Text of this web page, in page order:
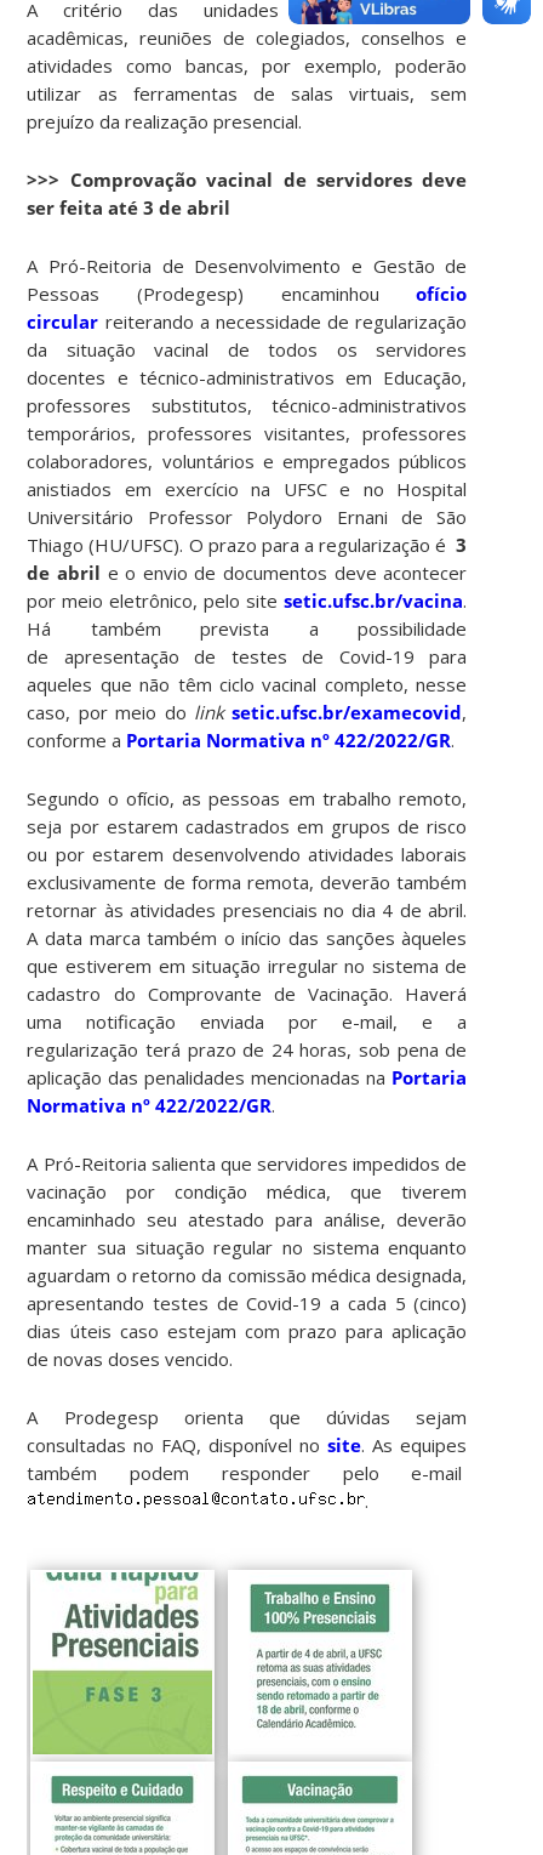
A critério das unidades administrativas e
acadêmicas, reuniões de colegiados, conselhos e
atividades como bancas, por exemplo, poderão
utilizar as ferramentas de salas virtuais, sem
prejuízo da realização presencial.
>>> Comprovação vacinal de servidores deve
ser feita até 3 de abril
A Pró-Reitoria de Desenvolvimento e Gestão de
Pessoas (Prodegesp) encaminhouofício
circular reiterando a necessidade de regularização
da situação vacinal de todos os servidores
docentes e técnico-administrativos em Educação,
professores substitutos, técnico-administrativos
temporários, professores visitantes, professores
colaboradores, voluntários e empregados públicos
anistiados em exercício na UFSC e no Hospital
Universitário Professor Polydoro Ernani de São
Thiago (HU/UFSC). O prazo para a regularização é 3
de abril e o envio de documentos deve acontecer
por meio eletrônico, pelo sitesetic.ufsc.br/vacina.
Há também prevista a possibilidade
de apresentação de testes de Covid-19 para
aqueles que não têm ciclo vacinal completo, nesse
caso, por meio do link setic.ufsc.br/examecovid,
conforme a Portaria Normativa nº 422/2022/GR.
Segundo o ofício, as pessoas em trabalho remoto,
seja por estarem cadastrados em grupos de risco
ou por estarem desenvolvendo atividades laborais
exclusivamente de forma remota, deverão também
retornar às atividades presenciais no dia 4 de abril.
A data marca também o início das sanções àqueles
que estiverem em situação irregular no sistema de
cadastro do Comprovante de Vacinação. Haverá
uma notificação enviada por e-mail, e a
regularização terá prazo de 24 horas, sob pena de
aplicação das penalidades mencionadas na Portaria
Normativa nº 422/2022/GR.
A Pró-Reitoria salienta que servidores impedidos de
vacinação por condição médica, que tiverem
encaminhado seu atestado para análise, deverão
manter sua situação regular no sistema enquanto
aguardam o retorno da comissão médica designada,
apresentando testes de Covid-19 a cada 5 (cinco)
dias úteis caso estejam com prazo para aplicação
de novas doses vencido.
A Prodegesp orienta que dúvidas sejam
consultadas no FAQ, disponível nosite. As equipes
também podem responder pelo e-mail
.